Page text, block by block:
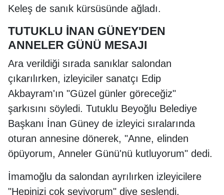
Keleş de sanık kürsüsünde ağladı.
TUTUKLU İNAN GÜNEY'DEN
ANNELER GÜNÜ MESAJI
Ara verildiği sırada sanıklar salondan
çıkarılırken, izleyiciler sanatçı Edip
Akbayram'ın "Güzel günler göreceğiz"
şarkısını söyledi. Tutuklu Beyoğlu Belediye
Başkanı İnan Güney de izleyici sıralarında
oturan annesine dönerek, "Anne, elinden
öpüyorum, Anneler Günü'nü kutluyorum" dedi.
İmamoğlu da salondan ayrılırken izleyicilere
"Hepinizi çok seviyorum" diye seslendi.